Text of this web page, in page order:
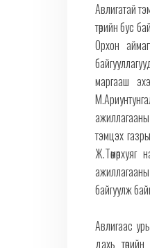
Авлигатай
төрийн бус
Орхон
маргааш
тэмцэх
байгуулж
Авлигаас
дахь